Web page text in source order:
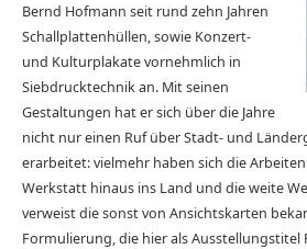
Bernd Hofmann seit rund zehn Jahren
Schallplattenhüllen, sowie Konzert-
und Kulturplakate vornehmlich in
Siebdrucktechnik an. Mit seinen
Gestaltungen hat er sich über die Jahre
nicht nur einen Ruf über Stadt- und
erarbeitet: vielmehr haben sich die
Werkstatt hinaus ins Land und die weite
verweist die sonst von Ansichtskarten
Formulierung, die hier als Ausstellungstitel